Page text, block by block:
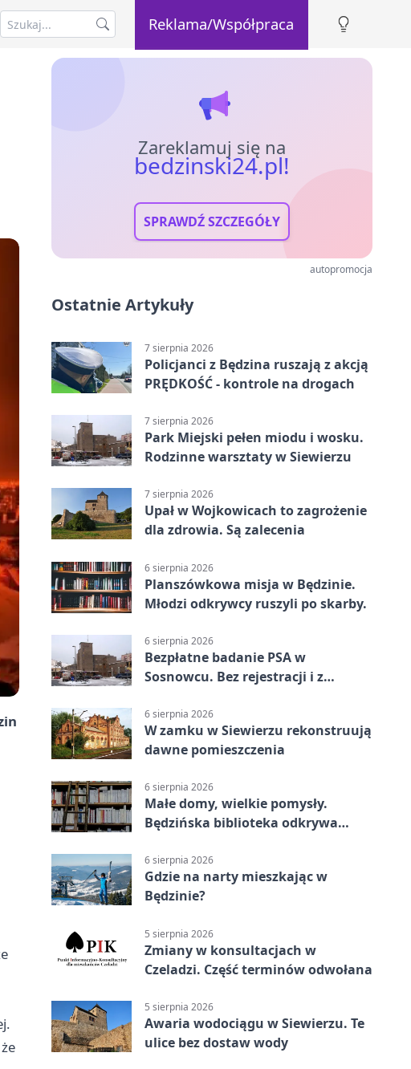
Reklama/Współpraca
Zareklamuj się na
bedzinski24.pl!
SPRAWDŹ SZCZEGÓŁY
autopromocja
Ostatnie Artykuły
7 sierpnia 2026
Policjanci z Będzina ruszają z akcją
PRĘDKOŚĆ - kontrole na drogach
7 sierpnia 2026
Park Miejski pełen miodu i wosku.
Rodzinne warsztaty w Siewierzu
7 sierpnia 2026
Upał w Wojkowicach to zagrożenie
dla zdrowia. Są zalecenia
6 sierpnia 2026
Planszówkowa misja w Będzinie.
Młodzi odkrywcy ruszyli po skarby.
6 sierpnia 2026
Bezpłatne badanie PSA w
Sosnowcu. Bez rejestracji i z
6 sierpnia 2026
W zamku w Siewierzu rekonstruują
dawne pomieszczenia
6 sierpnia 2026
Małe domy, wielkie pomysły.
Będzińska biblioteka odkrywa
6 sierpnia 2026
Gdzie na narty mieszkając w
Będzinie?
5 sierpnia 2026
Zmiany w konsultacjach w
Czeladzi. Część terminów odwołana
5 sierpnia 2026
Awaria wodociągu w Siewierzu. Te
ulice bez dostaw wody